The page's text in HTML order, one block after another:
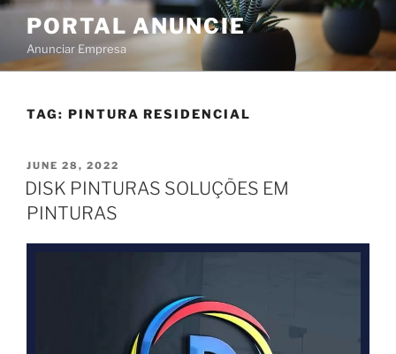
PORTAL ANUNCIE
Anunciar Empresa
TAG: PINTURA RESIDENCIAL
JUNE 28, 2022
DISK PINTURAS SOLUÇÕES EM
PINTURAS